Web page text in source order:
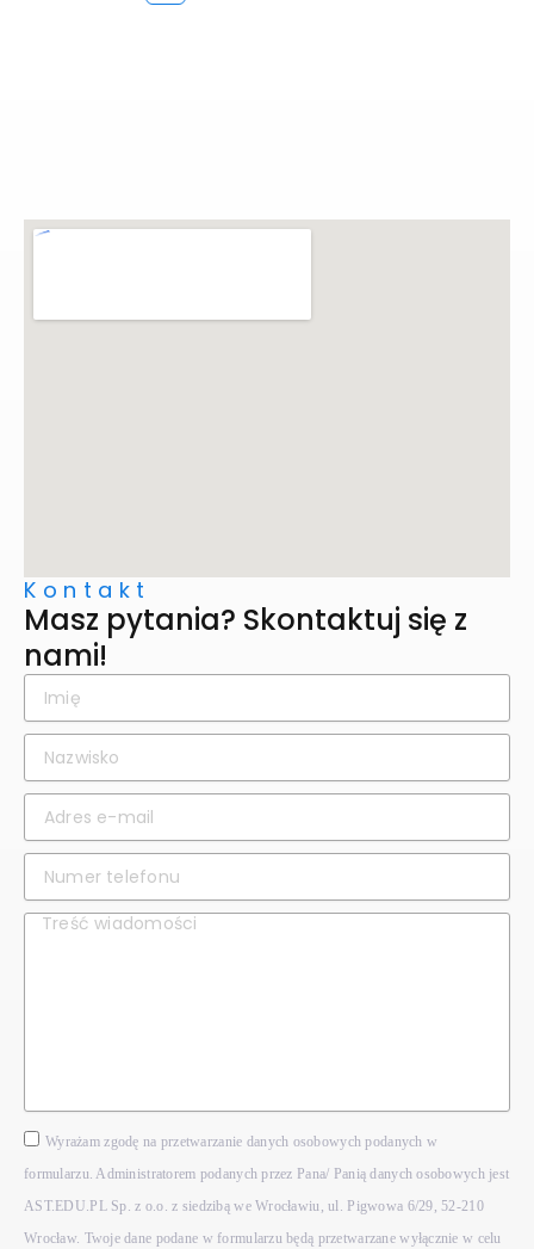
Kontakt
Masz pytania? Skontaktuj się z
nami!
Wyrażam zgodę na przetwarzanie danych osobowych podanych w
formularzu. Administratorem podanych przez Pana/ Panią danych osobowych jest
AST.EDU.PL Sp. z o.o. z siedzibą we Wrocławiu, ul. Pigwowa 6/29, 52-210
Wrocław. Twoje dane podane w formularzu będą przetwarzane wyłącznie w celu